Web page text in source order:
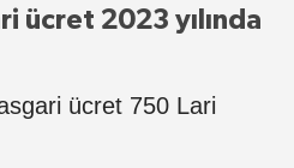
ücret 2023 yılında
ücret 750 Lari